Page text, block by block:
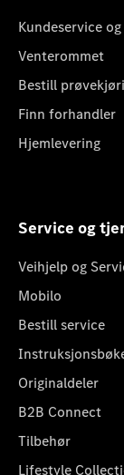
Kundeservice
Venterommet
Bestill
Finn forhandler
Hjemlevering
Service og
Veihjelp og
Mobilo
Bestill service
Originaldeler
B2B Connect
Tilbehør
Lifestyle